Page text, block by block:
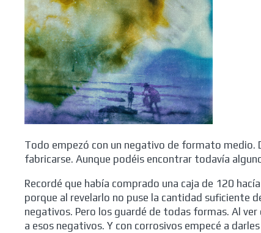
Todo empezó con un negativo de formato medio.
fabricarse. Aunque podéis encontrar todavía
Recordé que había comprado una caja de 120
porque al revelarlo no puse la cantidad suficiente
negativos. Pero los guardé de todas formas. Al
a esos negativos. Y con corrosivos empecé a